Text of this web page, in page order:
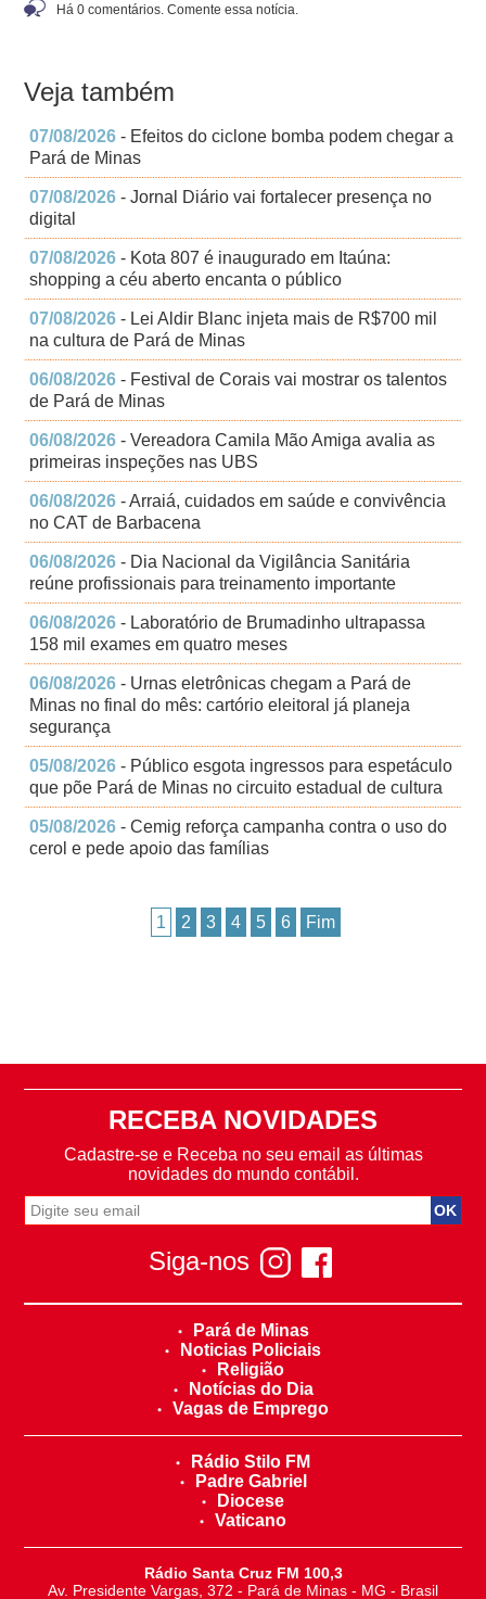
Há 0 comentários. Comente essa notícia.
Veja também
07/08/2026 - Efeitos do ciclone bomba podem chegar a
Pará de Minas
07/08/2026 - Jornal Diário vai fortalecer presença no
digital
07/08/2026 - Kota 807 é inaugurado em Itaúna:
shopping a céu aberto encanta o público
07/08/2026 - Lei Aldir Blanc injeta mais de R$700 mil
na cultura de Pará de Minas
06/08/2026 - Festival de Corais vai mostrar os talentos
de Pará de Minas
06/08/2026 - Vereadora Camila Mão Amiga avalia as
primeiras inspeções nas UBS
06/08/2026 - Arraiá, cuidados em saúde e convivência
no CAT de Barbacena
06/08/2026 - Dia Nacional da Vigilância Sanitária
reúne profissionais para treinamento importante
06/08/2026 - Laboratório de Brumadinho ultrapassa
158 mil exames em quatro meses
06/08/2026 - Urnas eletrônicas chegam a Pará de
Minas no final do mês: cartório eleitoral já planeja
segurança
05/08/2026 - Público esgota ingressos para espetáculo
que põe Pará de Minas no circuito estadual de cultura
05/08/2026 - Cemig reforça campanha contra o uso do
cerol e pede apoio das famílias
1 2 3 4 5 6 Fim
RECEBA NOVIDADES
Cadastre-se e Receba no seu email as últimas
novidades do mundo contábil.
Siga-nos
Pará de Minas
Noticias Policiais
Religião
Notícias do Dia
Vagas de Emprego
Rádio Stilo FM
Padre Gabriel
Diocese
Vaticano
Rádio Santa Cruz FM 100,3
Av. Presidente Vargas, 372 - Pará de Minas - MG - Brasil